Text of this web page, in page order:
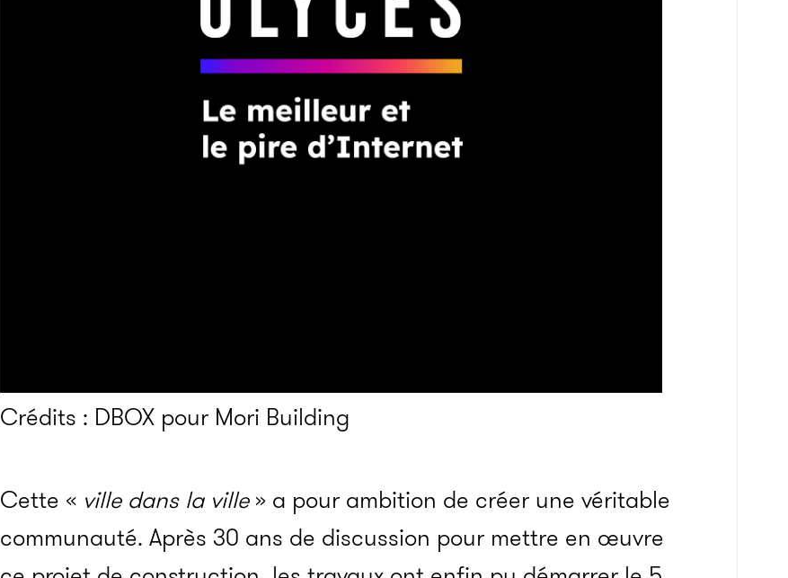
Crédits : DBOX pour Mori Building
Cette « ville dans la ville» a pour ambition de créer une véritable
communauté. Après 30 ans de discussion pour mettre en œuvre